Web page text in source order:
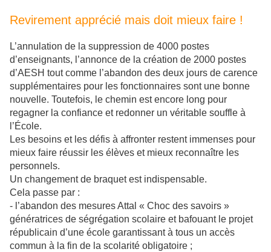
Revirement apprécié mais doit mieux faire !
L’annulation de la suppression de 4000 postes
d’enseignants, l’annonce de la création de 2000 postes
d’AESH tout comme l’abandon des deux jours de carence
supplémentaires pour les fonctionnaires sont une bonne
nouvelle. Toutefois, le chemin est encore long pour
regagner la confiance et redonner un véritable souffle à
l’École.
Les besoins et les défis à affronter restent immenses pour
mieux faire réussir les élèves et mieux reconnaître les
personnels.
Un changement de braquet est indispensable.
Cela passe par :
- l’abandon des mesures Attal « Choc des savoirs »
génératrices de ségrégation scolaire et bafouant le projet
républicain d’une école garantissant à tous un accès
commun à la fin de la scolarité obligatoire ;